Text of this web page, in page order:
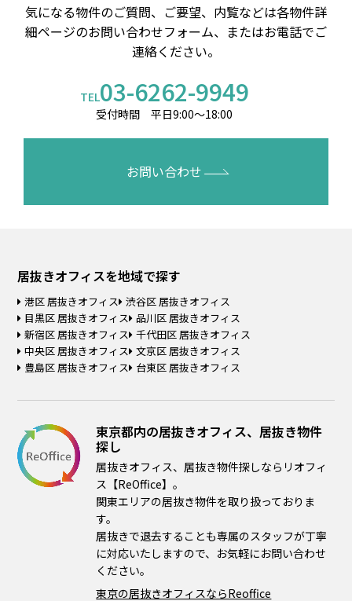
気になる物件のご質問、ご要望、内覧などは各物件詳
細ページのお問い合わせフォーム、またはお電話でご
連絡ください。
TEL03-6262-9949
受付時間 平日9:00～18:00
お問い合わせ
居抜きオフィスを地域で探す
港区 居抜きオフィス 渋谷区 居抜きオフィス
目黒区 居抜きオフィス 品川区 居抜きオフィス
新宿区 居抜きオフィス 千代田区 居抜きオフィス
中央区 居抜きオフィス 文京区 居抜きオフィス
豊島区 居抜きオフィス 台東区 居抜きオフィス
東京都内の居抜きオフィス、居抜き物件
探し
居抜きオフィス、居抜き物件探しならリオフィ
ス【ReOffice】。
関東エリアの居抜き物件を取り扱っておりま
す。
居抜きで退去することも専属のスタッフが丁寧
に対応いたしますので、お気軽にお問い合わせ
ください。
東京の居抜きオフィスならReoffice